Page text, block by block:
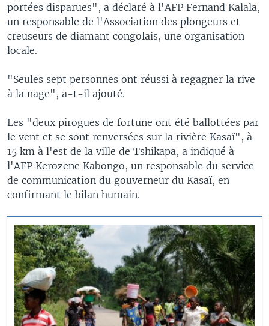
portées disparues", a déclaré à l'AFP Fernand Kalala,
un responsable de l'Association des plongeurs et
creuseurs de diamant congolais, une organisation
locale.
"Seules sept personnes ont réussi à regagner la rive
à la nage", a-t-il ajouté.
Les "deux pirogues de fortune ont été ballottées par
le vent et se sont renversées sur la rivière Kasaï", à
15 km à l'est de la ville de Tshikapa, a indiqué à
l'AFP Kerozene Kabongo, un responsable du service
de communication du gouverneur du Kasaï, en
confirmant le bilan humain.